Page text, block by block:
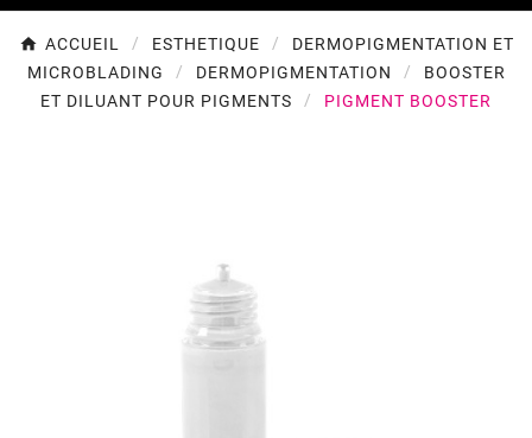
ACCUEIL ESTHETIQUE
DERMOPIGMENTATION ET
MICROBLADING
DERMOPIGMENTATION
BOOSTER
ET DILUANT POUR PIGMENTS
PIGMENT BOOSTER